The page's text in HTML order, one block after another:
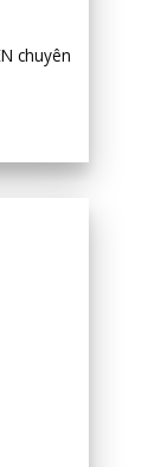
chuyên